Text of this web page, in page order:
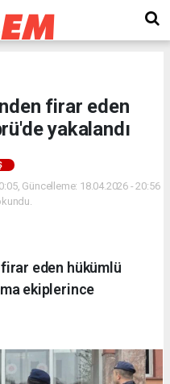
firar eden
yakalandı
Güncelleme: 18.04.2026 - 20:56
firar eden hükümlü
ekiplerince